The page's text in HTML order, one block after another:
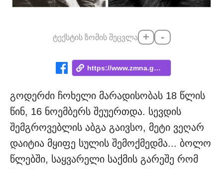
ტექსტის ზომის შეცვლა + -
https://www.zmna.ge/news/tkivilebit-itan...
გოდერძი ჩოხელი მარადისობას 18 წლის
წინ, 16 ნოემბერს შეუერთდა. სევდის
შემგროვებლის აბგა გაივსო, მეტი ვეღარ
დაიტია მყიფე სულის შემოქმედმა... ბოლო
წლებში, საყვარელი საქმის გარეშე რომ